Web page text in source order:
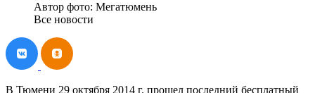
Автор фото: Мегатюмень
Все новости
В Тюмени 29 октября 2014 г. прошел последний бесплатный